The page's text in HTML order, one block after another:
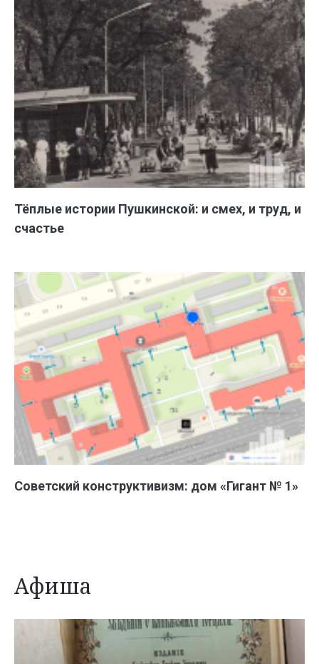
Тёплые истории Пушкинской: и смех, и труд, и
счастье
Советский конструктивизм: дом «Гигант № 1»
Афиша